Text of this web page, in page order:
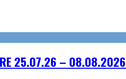
25.07.26 –